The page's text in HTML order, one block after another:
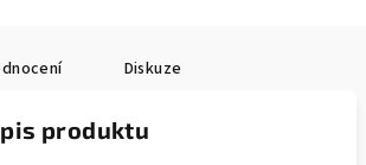
Diskuze
produktu